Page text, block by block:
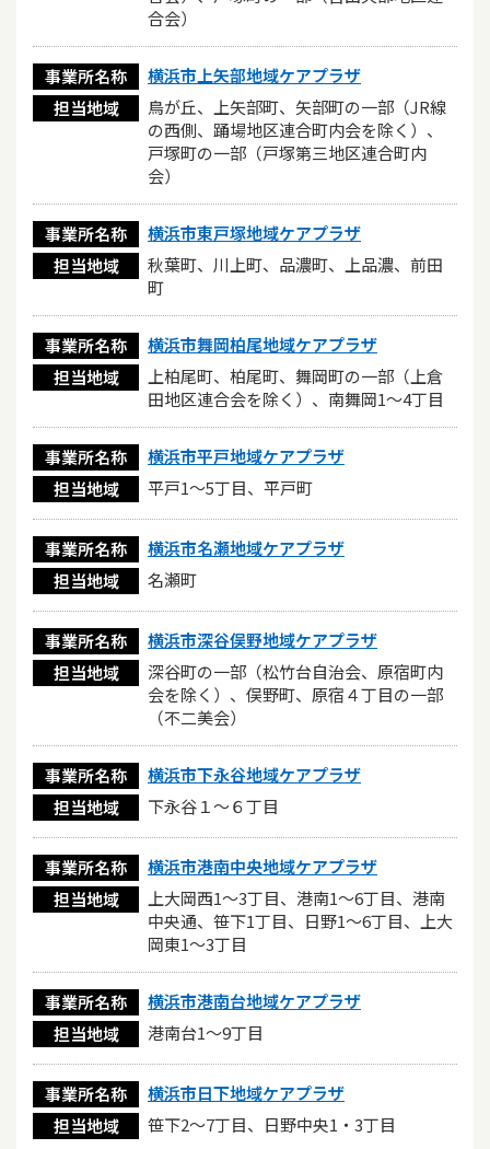
合会）
事業所名称
横浜市上矢部地域ケアプラザ
担当地域
鳥が丘、上矢部町、矢部町の一部（JR線
の西側、踊場地区連合町内会を除く）、
戸塚町の一部（戸塚第三地区連合町内
会）
事業所名称
横浜市東戸塚地域ケアプラザ
担当地域
秋葉町、川上町、品濃町、上品濃、前田
町
事業所名称
横浜市舞岡柏尾地域ケアプラザ
担当地域
上柏尾町、柏尾町、舞岡町の一部（上倉
田地区連合会を除く）、南舞岡1〜4丁目
事業所名称
横浜市平戸地域ケアプラザ
担当地域
平戸1～5丁目、平戸町
事業所名称
横浜市名瀬地域ケアプラザ
担当地域
名瀬町
事業所名称
横浜市深谷俣野地域ケアプラザ
担当地域
深谷町の一部（松竹台自治会、原宿町内
会を除く）、俣野町、原宿４丁目の一部
（不二美会）
事業所名称
横浜市下永谷地域ケアプラザ
担当地域
下永谷１〜６丁目
事業所名称
横浜市港南中央地域ケアプラザ
担当地域
上大岡西1～3丁目、港南1～6丁目、港南
中央通、笹下1丁目、日野1～6丁目、上大
岡東1～3丁目
事業所名称
横浜市港南台地域ケアプラザ
担当地域
港南台1～9丁目
事業所名称
横浜市日下地域ケアプラザ
担当地域
笹下2～7丁目、日野中央1・3丁目